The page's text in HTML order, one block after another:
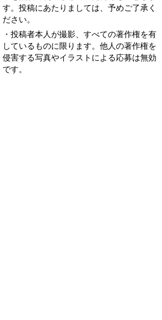
す。投稿にあたりましては、予めご了承く
ださい。
・投稿者本人が撮影、すべての著作権を有
しているものに限ります。他人の著作権を
侵害する写真やイラストによる応募は無効
です。